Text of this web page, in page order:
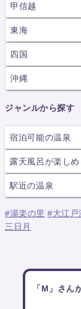
甲信越
東海
四国
沖縄
ジャンルから探す
宿泊可能の温泉
露天風呂が楽しめ
駅近の温泉
#湯楽の里 #大江戸
三日月
「M」さん